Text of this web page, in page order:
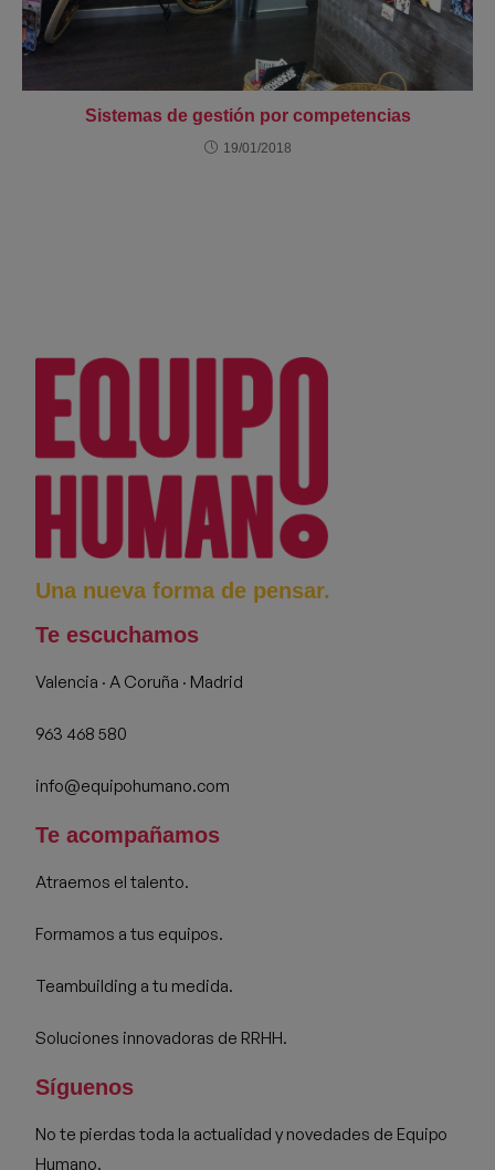
Sistemas de gestión por competencias
19/01/2018
Una nueva forma de pensar.
Te escuchamos
Valencia · A Coruña · Madrid
963 468 580
info@equipohumano.com
Te acompañamos
Atraemos el talento.
Formamos a tus equipos.
Teambuilding a tu medida.
Soluciones innovadoras de RRHH.
Síguenos
No te pierdas toda la actualidad y novedades de Equipo
Humano.